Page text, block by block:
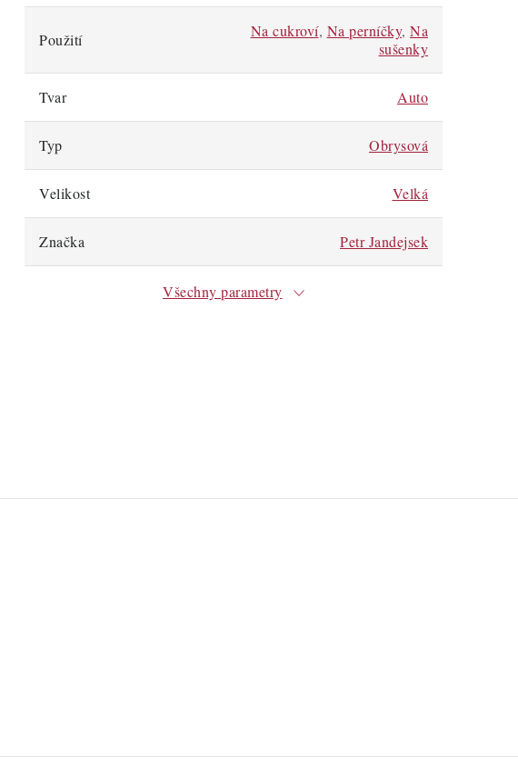
Použití Na cukroví, Na perníčky, Na
sušenky
Tvar Auto
Typ Obrysová
Velikost Velká
Značka Petr Jandejsek
Všechny parametry